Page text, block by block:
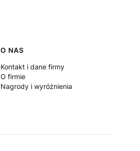
O NAS
Kontakt i dane firmy
O firmie
Nagrody i wyróżnienia